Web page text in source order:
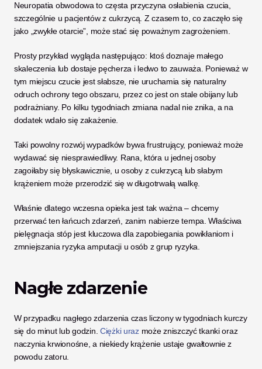
Neuropatia obwodowa to częsta przyczyna osłabienia czucia,
szczególnie u pacjentów z cukrzycą. Z czasem to, co zaczęło się
jako „zwykłe otarcie”, może stać się poważnym zagrożeniem.
Prosty przykład wygląda następująco: ktoś doznaje małego
skaleczenia lub dostaje pęcherza i ledwo to zauważa. Ponieważ w
tym miejscu czucie jest słabsze, nie uruchamia się naturalny
odruch ochrony tego obszaru, przez co jest on stale obijany lub
podrażniany. Po kilku tygodniach zmiana nadal nie znika, a na
dodatek wdało się zakażenie.
Taki powolny rozwój wypadków bywa frustrujący, ponieważ może
wydawać się niesprawiedliwy. Rana, która u jednej osoby
zagoiłaby się błyskawicznie, u osoby z cukrzycą lub słabym
krążeniem może przerodzić się w długotrwałą walkę.
Właśnie dlatego wczesna opieka jest tak ważna – chcemy
przerwać ten łańcuch zdarzeń, zanim nabierze tempa. Właściwa
pielęgnacja stóp jest kluczowa dla zapobiegania powikłaniom i
zmniejszania ryzyka amputacji u osób z grup ryzyka.
Nagłe zdarzenie
W przypadku nagłego zdarzenia czas liczony w tygodniach kurczy
się do minut lub godzin. Ciężki uraz może zniszczyć tkanki oraz
naczynia krwionośne, a niekiedy krążenie ustaje gwałtownie z
powodu zatoru.